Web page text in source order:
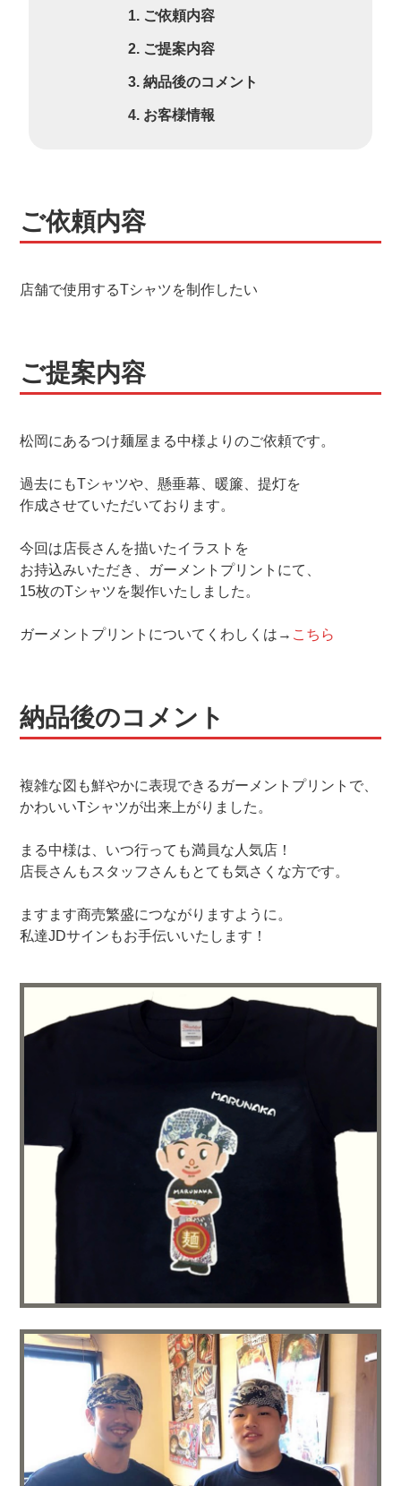
ご依頼内容
ご提案内容
納品後のコメント
お客様情報
ご依頼内容
店舗で使用するTシャツを制作したい
ご提案内容
松岡にあるつけ麺屋まる中様よりのご依頼です。
過去にもTシャツや、懸垂幕、暖簾、提灯を
作成させていただいております。
今回は店長さんを描いたイラストを
お持込みいただき、ガーメントプリントにて、
15枚のTシャツを製作いたしました。
ガーメントプリントについてくわしくは→ こちら
納品後のコメント
複雑な図も鮮やかに表現できるガーメントプリントで、
かわいいTシャツが出来上がりました。
まる中様は、いつ行っても満員な人気店！
店長さんもスタッフさんもとても気さくな方です。
ますます商売繁盛につながりますように。
私達JDサインもお手伝いいたします！